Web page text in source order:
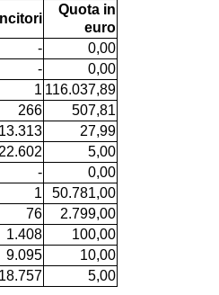
Quota in
euro
-
0,00
-
0,00
1 116.037,89
266
507,81
13.313
27,99
5,00
-
0,00
1
50.781,00
76
2.799,00
1.408
100,00
9.095
10,00
18.757 5,00